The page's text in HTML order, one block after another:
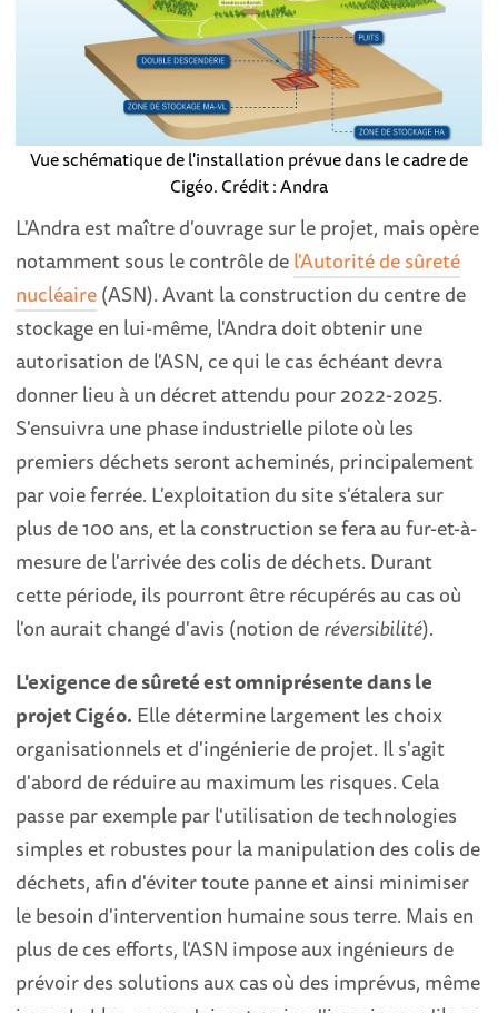
Vue schématique de l'installation prévue dans le cadre de
Cigéo. Crédit : Andra
L'Andra est maître d'ouvrage sur le projet, mais opère
notamment sous le contrôle del'Autorité de sûreté
nucléaire(ASN). Avant la construction du centre de
stockage en lui-même, l'Andra doit obtenir une
autorisation de l'ASN, ce qui le cas échéant devra
donner lieu à un décret attendu pour 2022-2025.
S'ensuivra une phase industrielle pilote où les
premiers déchets seront acheminés, principalement
par voie ferrée. L'exploitation du site s'étalera sur
plus de 100 ans, et la construction se fera au fur-et-à-
mesure de l'arrivée des colis de déchets. Durant
cette période, ils pourront être récupérés au cas où
l'on aurait changé d'avis (notion deréversibilité).
L'exigence de sûreté est omniprésente dans le
projet Cigéo. Elle détermine largement les choix
organisationnels et d'ingénierie de projet. Il s'agit
d'abord de réduire au maximum les risques. Cela
passe par exemple par l'utilisation de technologies
simples et robustes pour la manipulation des colis de
déchets, afin d'éviter toute panne et ainsi minimiser
le besoin d'intervention humaine sous terre. Mais en
plus de ces efforts, l'ASN impose aux ingénieurs de
prévoir des solutions aux cas où des imprévus, même